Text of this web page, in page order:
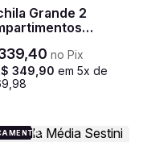
Grande 2
15,6 Sestini
F - Azul
,40 no Pix
349 90 em 5x de
98